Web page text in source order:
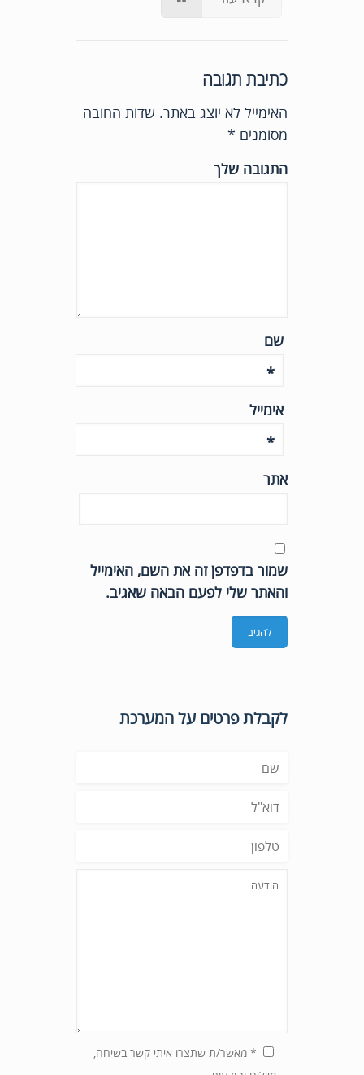
כתיבת תגובה
האימייל לא יוצג באתר. שדות החובה
מסומנים *
התגובה שלך
שם
*
אימייל
*
אתר
שמור בדפדפן זה את השם, האימייל
והאתר שלי לפעם הבאה שאגיב.
לקבלת פרטים על המערכת
* מאשר/ת שתצרו איתי קשר בשיחה,